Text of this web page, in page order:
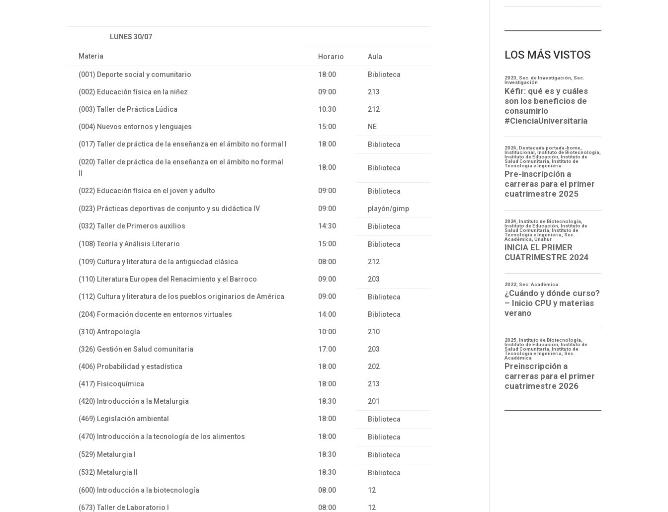
LUNES 30/07
Materia Horario Aula
(001) Deporte social y comunitario 18:00 Biblioteca
(002) Educación física en la niñez 09:00 213
(003) Taller de Práctica Lúdica 10:30 212
(004) Nuevos entornos y lenguajes 15:00 NE
(017) Taller de práctica de la enseñanza en el ámbito no formal I 18:00 Biblioteca
(020) Taller de práctica de la enseñanza en el ámbito no formal
18:00 Biblioteca
(022) Educación física en el joven y adulto 09:00 Biblioteca
(023) Prácticas deportivas de conjunto y su didáctica IV 09:00 playón/gimp
(032) Taller de Primeros auxilios 14:30 Biblioteca
(108) Teoría y Análisis Literario 15:00 Biblioteca
(109) Cultura y literatura de la antigüedad clásica 08:00 212
(110) Literatura Europea del Renacimiento y el Barroco 09:00 203
(112) Cultura y literatura de los pueblos originarios de América 09:00 Biblioteca
(204) Formación docente en entornos virtuales 14:00 Biblioteca
(310) Antropología 10:00 210
(326) Gestión en Salud comunitaria 17:00 203
(406) Probabilidad y estadística 18:00 202
(417) Fisicoquímica 18:00 213
(420) Introducción a la Metalurgia 18:30 201
(469) Legislación ambiental 18:00 Biblioteca
(470) Introducción a la tecnología de los alimentos 18:00 Biblioteca
(529) Metalurgia I 18:30 Biblioteca
(532) Metalurgia II 18:30 Biblioteca
(600) Introducción a la biotecnología 08:00 12
(673) Taller de Laboratorio I 08:00 12
LOS MÁS VISTOS